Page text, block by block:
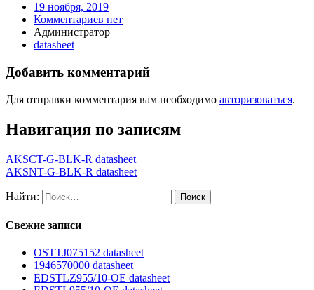
19 ноября, 2019
Комментариев нет
Администратор
datasheet
Добавить комментарий
Для отправки комментария вам необходимо авторизоваться.
Навигация по записям
AKSCT-G-BLK-R datasheet
AKSNT-G-BLK-R datasheet
Найти:
Свежие записи
OSTTJ075152 datasheet
1946570000 datasheet
EDSTLZ955/10-OE datasheet